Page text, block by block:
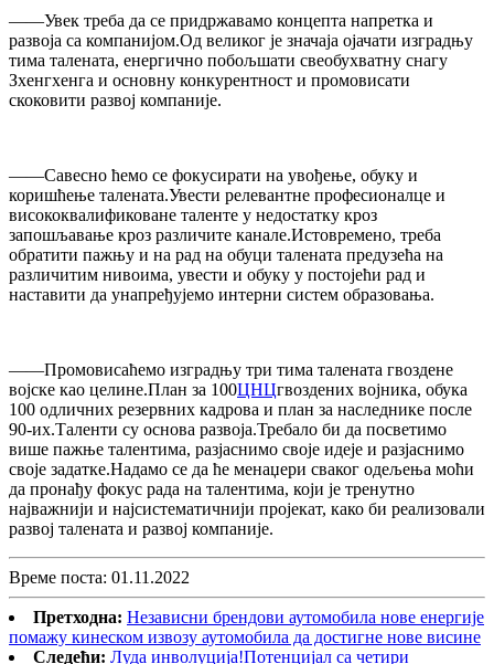
——Увек треба да се придржавамо концепта напретка и
развоја са компанијом.Од великог је значаја ојачати изградњу
тима талената, енергично побољшати свеобухватну снагу
Зхенгхенга и основну конкурентност и промовисати
скоковити развој компаније.
——Савесно ћемо се фокусирати на увођење, обуку и
коришћење талената.Увести релевантне професионалце и
висококвалификоване таленте у недостатку кроз
запошљавање кроз различите канале.Истовремено, треба
обратити пажњу и на рад на обуци талената предузећа на
различитим нивоима, увести и обуку у постојећи рад и
наставити да унапређујемо интерни систем образовања.
——Промовисаћемо изградњу три тима талената гвоздене
војске као целине.План за 100ЦНЦгвоздених војника, обука
100 одличних резервних кадрова и план за наследнике после
90-их.Таленти су основа развоја.Требало би да посветимо
више пажње талентима, разјаснимо своје идеје и разјаснимо
своје задатке.Надамо се да ће менаџери сваког одељења моћи
да пронађу фокус рада на талентима, који је тренутно
најважнији и најсистематичнији пројекат, како би реализовали
развој талената и развој компаније.
Време поста: 01.11.2022
Претходна: Независни брендови аутомобила нове енергије
помажу кинеском извозу аутомобила да достигне нове висине
Следећи: Луда инволуција!Потенцијал са четири